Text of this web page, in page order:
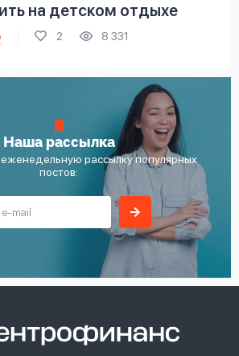
на детском отдыхе
2 8 331
Наша рассылка
рассылку популярных
постов: